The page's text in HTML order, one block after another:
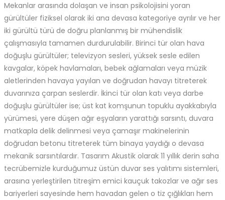
Mekanlar arasında dolaşan ve insan psikolojisini yoran
gürültüler fiziksel olarak iki ana devasa kategoriye ayrılır ve her
iki gürültü türü de doğru planlanmış bir mühendislik
çalışmasıyla tamamen durdurulabilir. Birinci tür olan hava
doğuşlu gürültüler; televizyon sesleri, yüksek sesle edilen
kavgalar, köpek havlamaları, bebek ağlamaları veya müzik
aletlerinden havaya yayılan ve doğrudan havayı titreterek
duvarınıza çarpan seslerdir. İkinci tür olan katı veya darbe
doğuşlu gürültüler ise; üst kat komşunun topuklu ayakkabıyla
yürümesi, yere düşen ağır eşyaların yarattığı sarsıntı, duvara
matkapla delik delinmesi veya çamaşır makinelerinin
doğrudan betonu titreterek tüm binaya yaydığı o devasa
mekanik sarsıntılardır. Tasarım Akustik olarak 11 yıllık derin saha
tecrübemizle kurduğumuz üstün duvar ses yalıtımı sistemleri,
arasına yerleştirilen titreşim emici kauçuk takozlar ve ağır ses
bariyerleri sayesinde hem havadan gelen o tiz çığlıkları hem